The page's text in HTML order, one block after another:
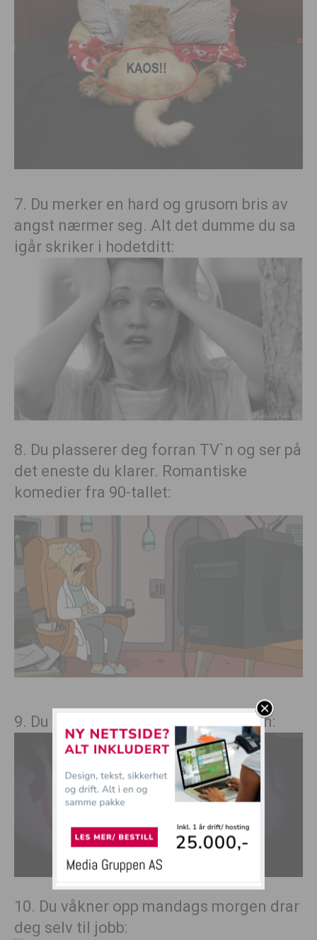
7. Du merker en hard og grusom bris av
angst nærmer seg. Alt det dumme du sa
igår skriker i hodetditt:
8. Du plasserer deg forran TV`n og ser på
det eneste du klarer. Romantiske
komedier fra 90-tallet:
9. Du må nesten kaste opp hele tiden:
10. Du våkner opp mandags morgen drar
deg selv til jobb: